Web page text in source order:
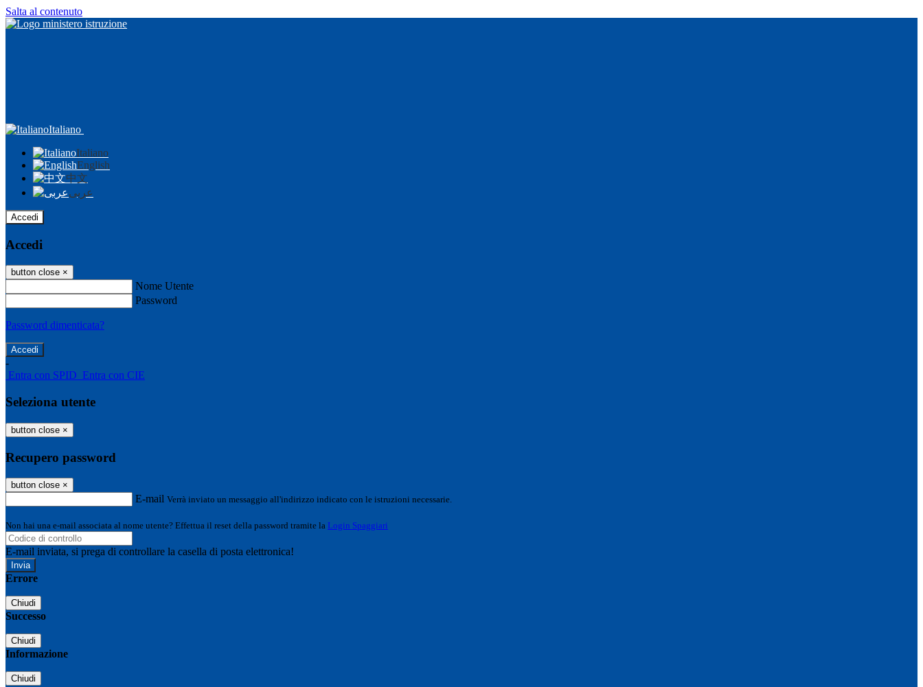
Salta al contenuto
Italiano
Italiano
English
中文
عربى
Accedi
Accedi
button close ×
Nome Utente
Password
Password dimenticata?
-
Entra con SPID Entra con CIE
Seleziona utente
button close ×
Recupero password
button close ×
E-mail Verrà inviato un messaggio all'indirizzo indicato con le istruzioni necessarie.
Non hai una e-mail associata al nome utente? Effettua il reset della password tramite la Login Spaggiari
E-mail inviata, si prega di controllare la casella di posta elettronica!
Errore
Chiudi
Successo
Chiudi
Informazione
Chiudi